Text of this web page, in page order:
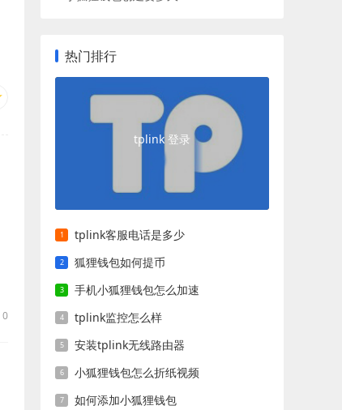
0
热门排行
tplink 登录
tplink客服电话是多少
狐狸钱包如何提币
手机小狐狸钱包怎么加速
tplink监控怎么样
安装tplink无线路由器
小狐狸钱包怎么折纸视频
如何添加小狐狸钱包